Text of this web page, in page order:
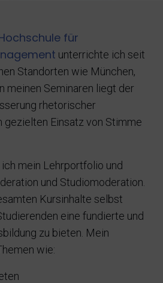
für
unterrichte ich seit
Standorten wie München,
meinen Seminaren liegt der
rhetorischer
gezielten Einsatz von Stimme
mein Lehrportfolio und
und Studiomoderation.
Kursinhalte selbst
eine fundierte und
zu bieten. Mein
wie: